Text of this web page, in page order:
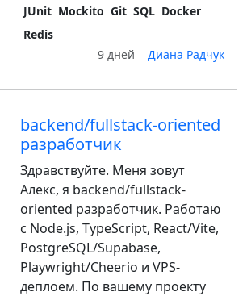
JUnit Mockito Git SQL Docker
Redis
9 дней
Диана Радчук
backend/fullstack-oriented
разработчик
Здравствуйте. Меня зовут
Алекс, я backend/fullstack-
oriented разработчик. Работаю
с Node.js, TypeScript, React/Vite,
PostgreSQL/Supabase,
Playwright/Cheerio и VPS-
деплоем. По вашему проекту